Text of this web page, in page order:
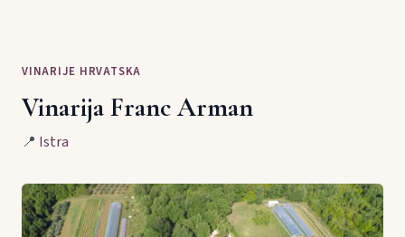
VINARIJE HRVATSKA
Vinarija Franc Arman
📍 Istra